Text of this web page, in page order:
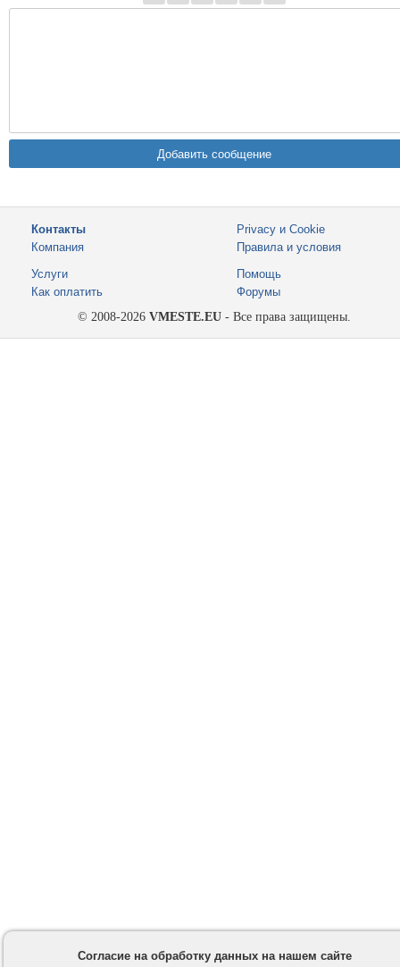
Контакты
Компания
Privacy и Cookie
Правила и условия
Услуги
Как оплатить
Помощь
Форумы
© 2008-2026 VMESTE.EU - Все права защищены.
Согласие на обработку данных на нашем сайте